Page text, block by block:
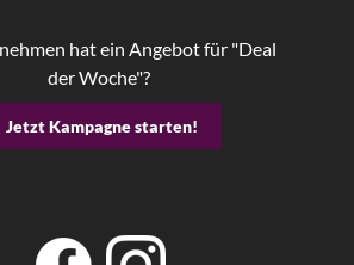
hat ein Angebot für "Deal
der Woche"?
Jetzt Kampagne starten!